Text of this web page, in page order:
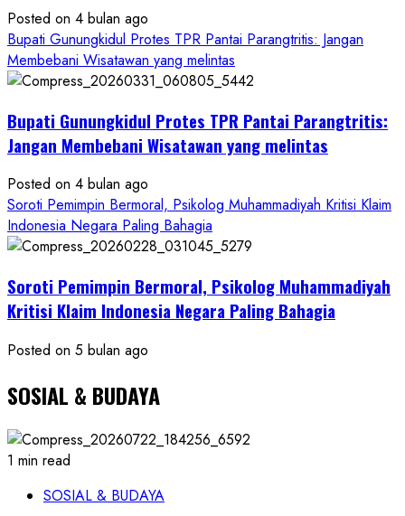
Ketum
PWRI
RI
Minta
Resmi
Posted on 4 bulan ago
Bupati Gunungkidul Protes TPR Pantai Parangtritis: Jangan
Membebani Wisatawan yang melintas
Bupati Gunungkidul Protes TPR Pantai Parangtritis:
Jangan Membebani Wisatawan yang melintas
Posted on 4 bulan ago
Soroti Pemimpin Bermoral, Psikolog Muhammadiyah Kritisi Klaim
Indonesia Negara Paling Bahagia
Soroti Pemimpin Bermoral, Psikolog Muhammadiyah
Kritisi Klaim Indonesia Negara Paling Bahagia
Posted on 5 bulan ago
SOSIAL & BUDAYA
1 min read
SOSIAL & BUDAYA